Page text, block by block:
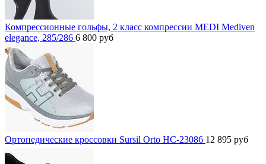
Компрессионные гольфы, 2 класс компрессии MEDI Mediven
elegance, 285/286 6 800 руб
Ортопедические кроссовки Sursil Orto HC-23086 12 895 руб